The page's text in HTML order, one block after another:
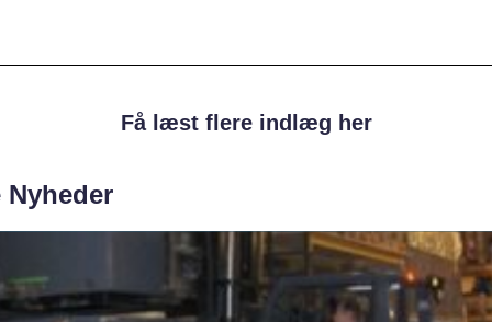
Få læst flere indlæg her
Nyheder